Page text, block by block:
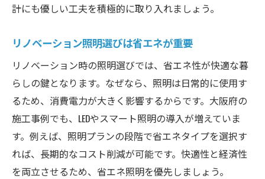
計にも優しい工夫を積極的に取り入れましょう。
リノベーション照明選びは省エネが重要
リノベーション時の照明選びでは、省エネ性が快適な暮
らしの鍵となります。なぜなら、照明は日常的に使用す
るため、消費電力が大きく影響するからです。大阪府の
施工事例でも、LEDやスマート照明の導入が増えていま
す。例えば、照明プランの段階で省エネタイプを選択す
れば、長期的なコスト削減が可能です。快適性と経済性
を両立させるため、省エネ照明を優先しましょう。